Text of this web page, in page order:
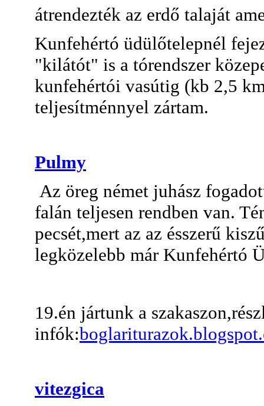
átrendezték az erdő talaját
Kunfehértó üdülőtelepnél
"kilátót" is a tórendszer
kunfehértói vasútig (kb 2,5
teljesítménnyel zártam.
Pulmy
Az öreg német juhász
falán teljesen rendben van.
pecsét,mert az az ésszerű
legközelebb már Kunfehértó
19.én jártunk a
infók:
vitezgica